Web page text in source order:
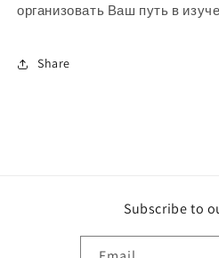
организовать Ваш путь в
Share
Subscribe to